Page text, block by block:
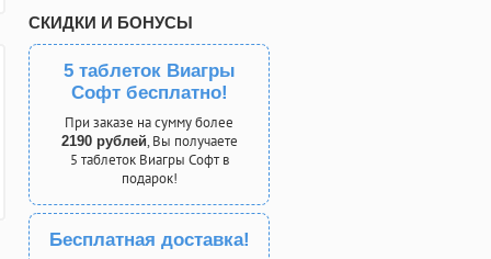
СКИДКИ И БОНУСЫ
5 таблеток Виагры
Софт бесплатно!
При заказе на сумму более
2190 рублей, Вы получаете
5 таблеток Виагры Софт в
подарок!
Бесплатная доставка!